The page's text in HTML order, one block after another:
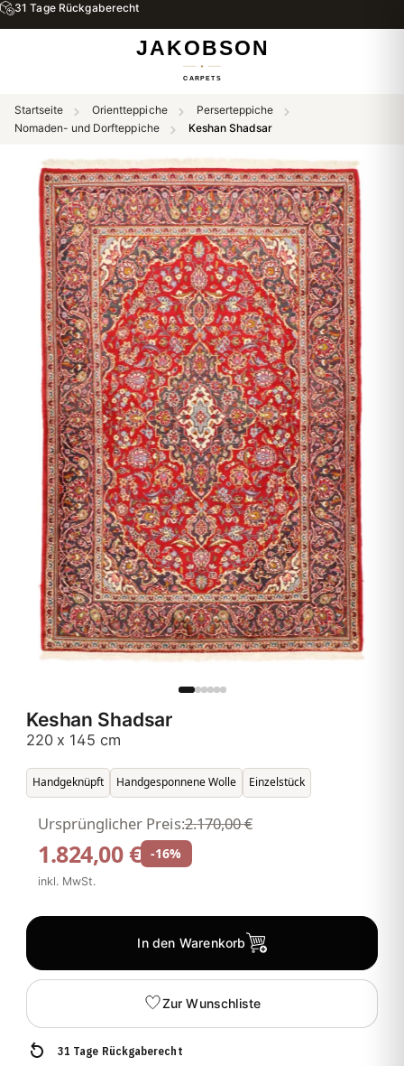
31 Tage Rückgaberecht
Startseite Orientteppiche
Perserteppiche
Nomaden- und Dorfteppiche
Keshan Shadsar
Keshan Shadsar
220 x 145 cm
Handgeknüpft Handgesponnene Wolle Einzelstück
1.824,00 €
Ursprünglicher Preis:2.170,00 €
-16%
inkl. MwSt.
In den Warenkorb
Zur Wunschliste
31 Tage Rückgaberecht